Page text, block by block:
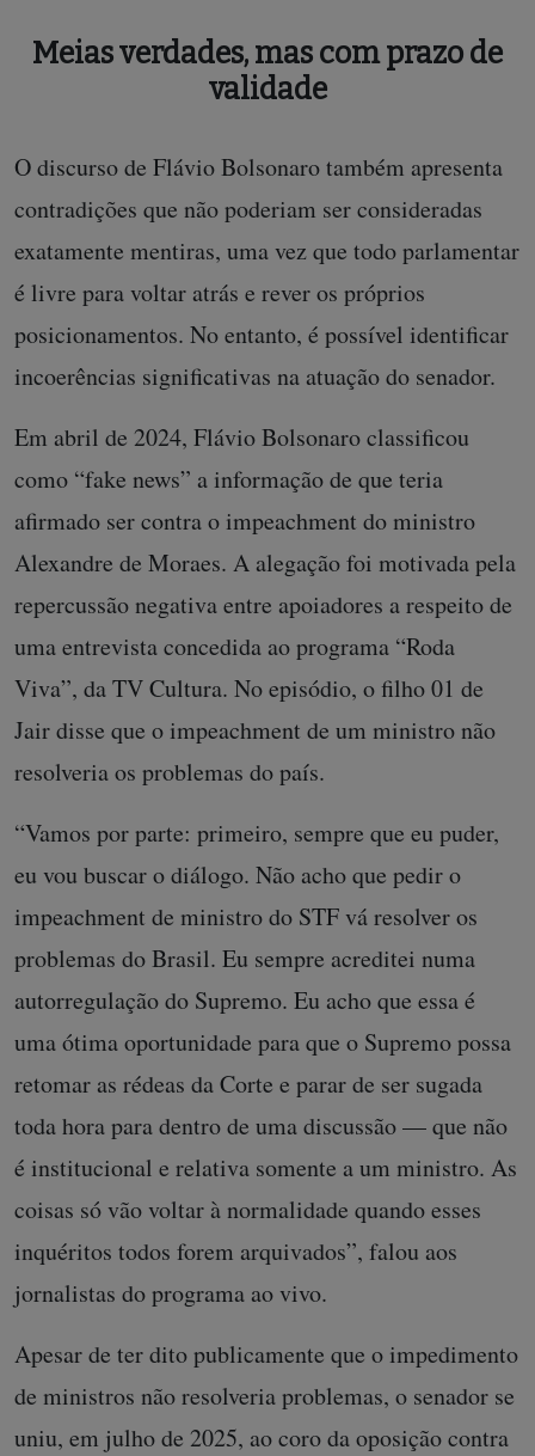
Meias verdades, mas com prazo de
validade
O discurso de Flávio Bolsonaro também apresenta
contradições que não poderiam ser consideradas
exatamente mentiras, uma vez que todo parlamentar
é livre para voltar atrás e rever os próprios
posicionamentos. No entanto, é possível identificar
incoerências significativas na atuação do senador.
Em abril de 2024, Flávio Bolsonaro classificou
como “fake news” a informação de que teria
afirmado ser contra o impeachment do ministro
Alexandre de Moraes. A alegação foi motivada pela
repercussão negativa entre apoiadores a respeito de
uma entrevista concedida ao programa “Roda
Viva”, da TV Cultura. No episódio, o filho 01 de
Jair disse que o impeachment de um ministro não
resolveria os problemas do país.
“Vamos por parte: primeiro, sempre que eu puder,
eu vou buscar o diálogo. Não acho que pedir o
impeachment de ministro do STF vá resolver os
problemas do Brasil. Eu sempre acreditei numa
autorregulação do Supremo. Eu acho que essa é
uma ótima oportunidade para que o Supremo possa
retomar as rédeas da Corte e parar de ser sugada
toda hora para dentro de uma discussão — que não
é institucional e relativa somente a um ministro. As
coisas só vão voltar à normalidade quando esses
inquéritos todos forem arquivados”, falou aos
jornalistas do programa ao vivo.
Apesar de ter dito publicamente que o impedimento
de ministros não resolveria problemas, o senador se
uniu, em julho de 2025, ao coro da oposição contra